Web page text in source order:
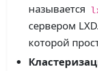
называется
сервером
которой